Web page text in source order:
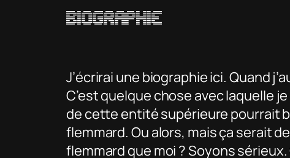
Biographie
J’écrirai une biographie ici. Quand
C’est quelque chose avec laquelle
de cette entité supérieure pourrait
flemmard. Ou alors, mais ça serait
flemmard que moi ? Soyons